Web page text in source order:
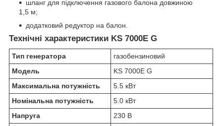
шланг для підключення газового балона довжиною
1,5 м;
додатковий редуктор на балон.
Технічні характеристики KS 7000E G
Тип генератора
газобензиновий
Модель
KS 7000E G
Максимальна потужність
5.5 кВт
Номінальна потужність
5.0 кВт
Напруга
230 В